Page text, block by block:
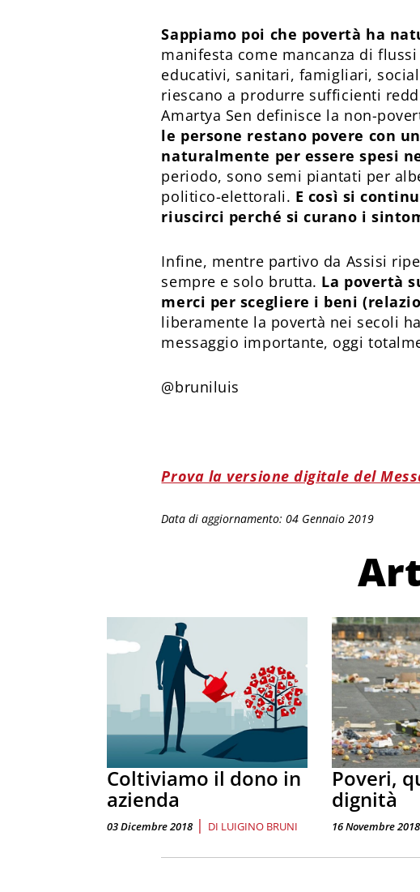
Sappiamo poi che povertà ha
manifesta come mancanza di
educativi, sanitari, famigliari,
riescano a produrre sufficienti
Amartya Sen definisce la non-
le persone restano povere con
naturalmente per essere spesi
periodo, sono semi piantati per
politico-elettorali. E così si
riuscirci perché si curano i
Infine, mentre partivo da Assisi
sempre e solo brutta. La povertà
merci per scegliere i beni
liberamente la povertà nei secoli
messaggio importante, oggi
@bruniluis
Prova la versione digitale del
Data di aggiornamento: 04 Gennaio 2019
Coltiviamo il dono in
azienda
03 Dicembre 2018 | DI LUIGINO BRUNI
Poveri,
dignità
16 Novembre 2018